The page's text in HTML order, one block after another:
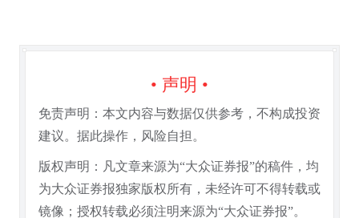
• 声明 •
免责声明：本文内容与数据仅供参考，不构成投资
建议。据此操作，风险自担。
版权声明：凡文章来源为“大众证券报”的稿件，均
为大众证券报独家版权所有，未经许可不得转载或
镜像；授权转载必须注明来源为“大众证券报”。